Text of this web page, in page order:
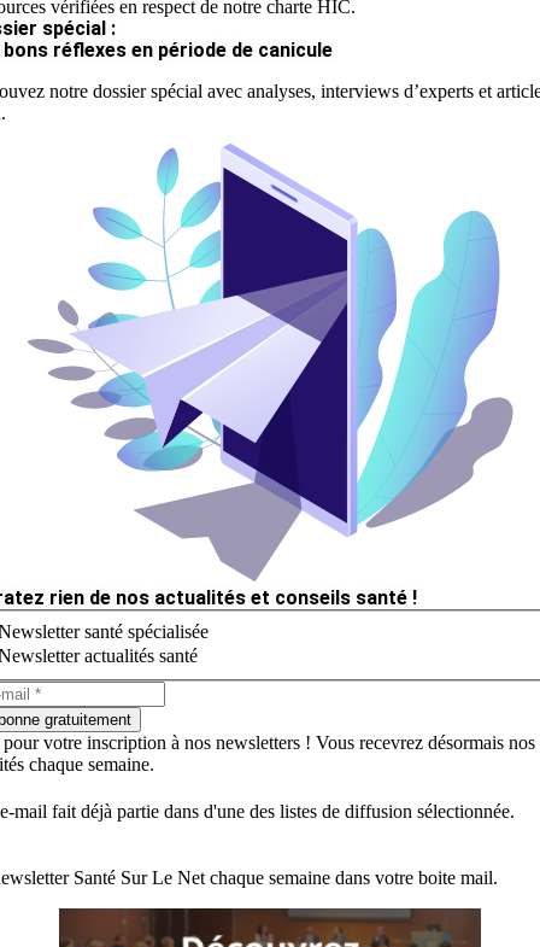
vérifiées en respect de notre charte HIC.
spécial :
bons réflexes en période de canicule
notre dossier spécial avec analyses, interviews d’experts et
rien de nos actualités et conseils santé !
santé spécialisée
actualités santé
gratuitement
votre inscription à nos newsletters ! Vous recevrez désormais nos
chaque semaine.
mail fait déjà partie dans d'une des listes de diffusion sélectionnée.
Santé Sur Le Net chaque semaine dans votre boite mail.